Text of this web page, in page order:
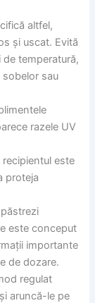
altfel,
și uscat. Evită
temperatură,
sobelor sau
razele UV
este
proteja
este conceput
importante
de dozare.
regulat
aruncă-le pe